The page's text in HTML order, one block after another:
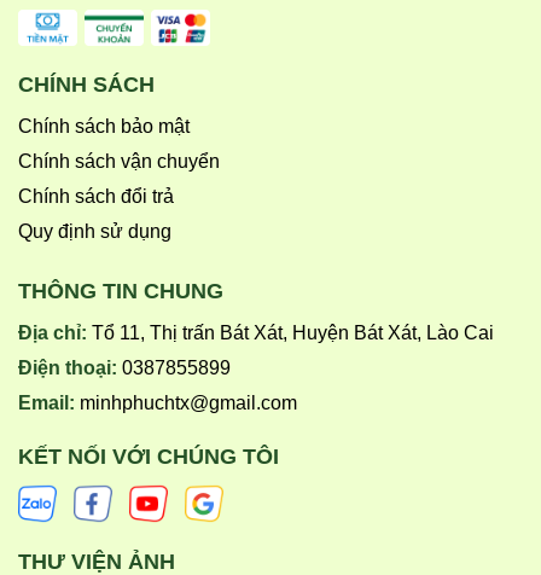
CHÍNH SÁCH
Chính sách bảo mật
Chính sách vận chuyển
Chính sách đổi trả
Quy định sử dụng
THÔNG TIN CHUNG
Địa chỉ: Tổ 11, Thị trấn Bát Xát, Huyện Bát Xát, Lào Cai
Điện thoại: 0387855899
Email: minhphuchtx@gmail.com
KẾT NỐI VỚI CHÚNG TÔI
THƯ VIỆN ẢNH